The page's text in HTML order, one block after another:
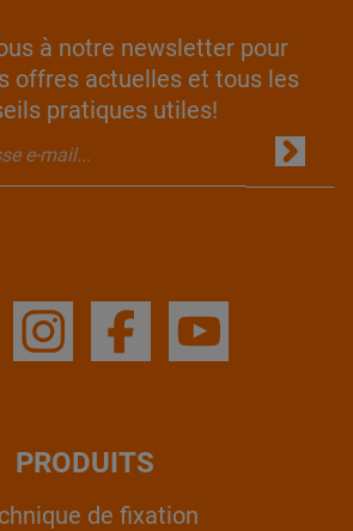
à notre newsletter pour
offres actuelles et tous les
pratiques utiles!
PRODUITS
de fixation